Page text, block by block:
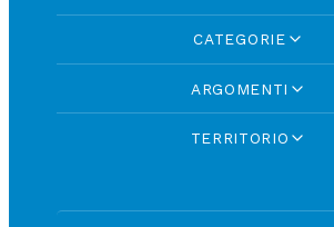
CATEGORIE
ARGOMENTI
TERRITORIO